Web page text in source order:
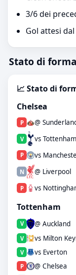
3/6 dei
Gol attesi
Stato di forma
📈 Stato di
Chelsea
P @
V vs Tottenham
P vs
N @ Liverpool
P vs
Tottenham
V @ Auckland
V vs Milton
V vs Everton
P @ Chelsea